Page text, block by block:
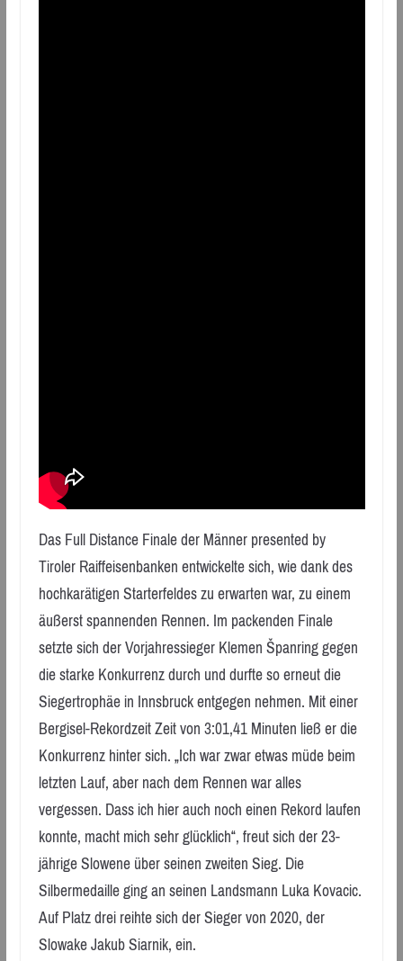
Das Full Distance Finale der Männer presented by
Tiroler Raiffeisenbanken entwickelte sich, wie dank des
hochkarätigen Starterfeldes zu erwarten war, zu einem
äußerst spannenden Rennen. Im packenden Finale
setzte sich der Vorjahressieger Klemen Španring gegen
die starke Konkurrenz durch und durfte so erneut die
Siegertrophäe in Innsbruck entgegen nehmen. Mit einer
Bergisel-Rekordzeit Zeit von 3:01,41 Minuten ließ er die
Konkurrenz hinter sich. „Ich war zwar etwas müde beim
letzten Lauf, aber nach dem Rennen war alles
vergessen. Dass ich hier auch noch einen Rekord laufen
konnte, macht mich sehr glücklich“, freut sich der 23-
jährige Slowene über seinen zweiten Sieg. Die
Silbermedaille ging an seinen Landsmann Luka Kovacic.
Auf Platz drei reihte sich der Sieger von 2020, der
Slowake Jakub Siarnik, ein.